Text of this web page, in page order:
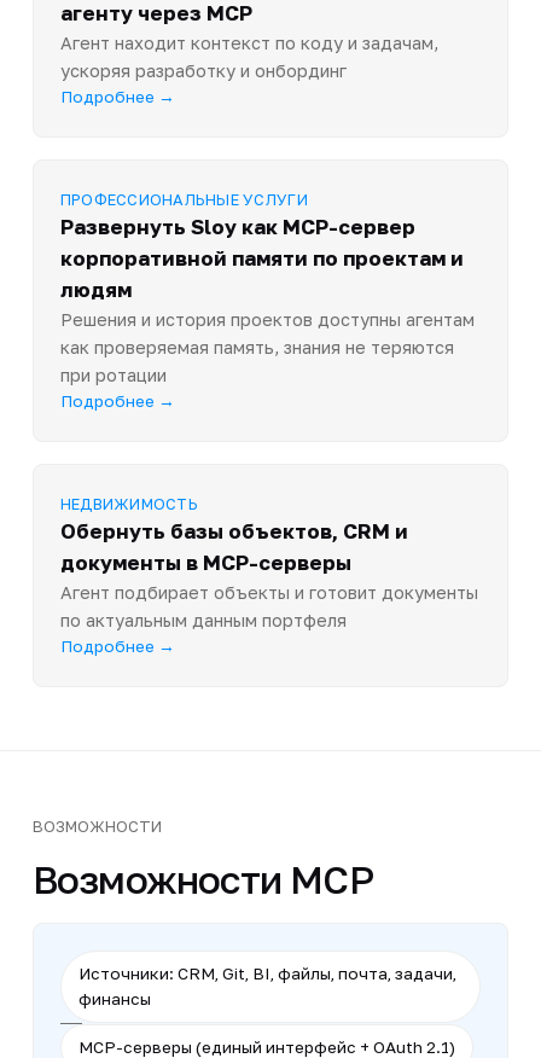
агенту через MCP
Агент находит контекст по коду и задачам,
ускоряя разработку и онбординг
Подробнее →
ПРОФЕССИОНАЛЬНЫЕ УСЛУГИ
Развернуть Sloy как MCP-сервер
корпоративной памяти по проектам и
людям
Решения и история проектов доступны агентам
как проверяемая память, знания не теряются
при ротации
Подробнее →
НЕДВИЖИМОСТЬ
Обернуть базы объектов, CRM и
документы в MCP-серверы
Агент подбирает объекты и готовит документы
по актуальным данным портфеля
Подробнее →
ВОЗМОЖНОСТИ
Возможности MCP
Источники: CRM, Git, BI, файлы, почта, задачи,
финансы
MCP-серверы (единый интерфейс + OAuth 2.1)